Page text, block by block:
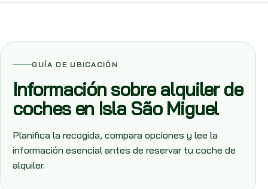
GUÍA DE UBICACIÓN
Información sobre alquiler de
coches en Isla São Miguel
Planifica la recogida, compara opciones y lee la
información esencial antes de reservar tu coche de
alquiler.